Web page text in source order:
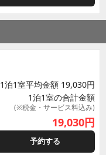
1泊1室平均金額 19,030円
1泊1室の合計金額
(※税金・サービス料込み)
19,030円
予約する